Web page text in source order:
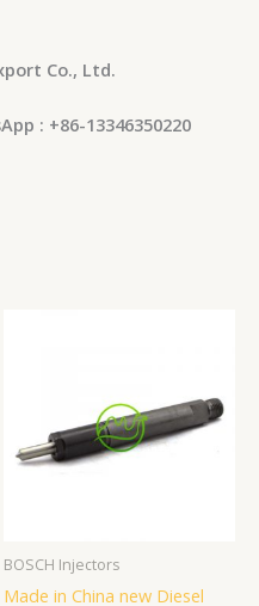
Co., Ltd.
: +86-13346350220
BOSCH Injectors
Made in China new Diesel